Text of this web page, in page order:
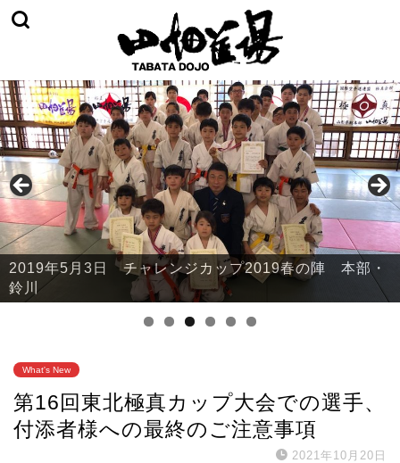
2019年5月3日 チャレンジカップ2019春の陣 本部・
鈴川
What's New
第16回東北極真カップ大会での選手、
付添者様への最終のご注意事項
2021年10月20日